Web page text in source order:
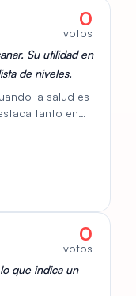
0
votos
Su utilidad en
de niveles.
la salud es
tanto en
en una
selección
0
votos
que indica un